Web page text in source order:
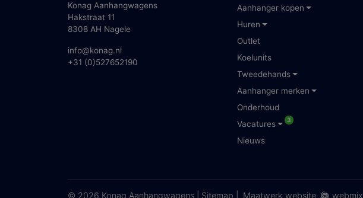
Konag Aanhangwagens
Hakstraat 11
8308 AH Nagele
info@konag.nl
+31 (0)527652190
Aanhanger kopen
Huren
Outlet
Koelunits
Tweedehands
Aanhanger merken
Onderhoud
Vacatures
3
Nieuws
© 2026 Konag Aanhangwagens | Sitemap Maatwerk website webmix